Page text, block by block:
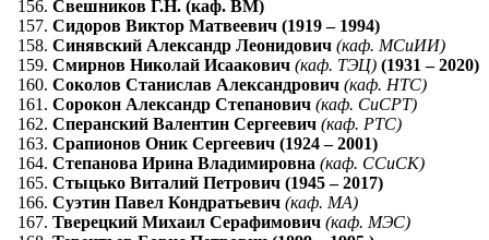
Свешников Г.Н. (каф. ВМ)
Сидоров Виктор Матвеевич (1919 – 1994)
Синявский Александр Леонидович (каф. МСиИИ)
Смирнов Николай Исаакович (каф. ТЭЦ) (1931 – 2020)
Соколов Станислав Александрович (каф. НТС)
Сорокон Александр Степанович (каф. СиСРТ)
Сперанский Валентин Сергеевич (каф. РТС)
Срапионов Оник Сергеевич (1924 – 2001)
Степанова Ирина Владимировна (каф. ССиСК)
Стыцько Виталий Петрович (1945 – 2017)
Суэтин Павел Кондратьевич (каф. МА)
Тверецкий Михаил Серафимович (каф. МЭС)